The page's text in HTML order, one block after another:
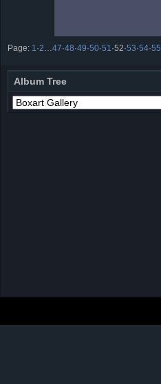
Page: 1 ·2 47·48·49·50·51 ·52·53·54·55
Album Tree